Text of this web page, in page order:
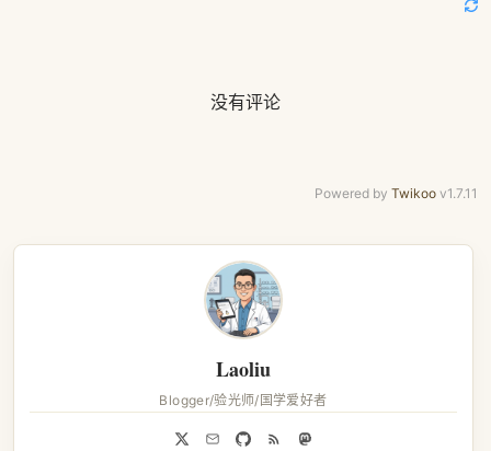
没有评论
Powered by Twikoo v1.7.11
Laoliu
Blogger/验光师/国学爱好者